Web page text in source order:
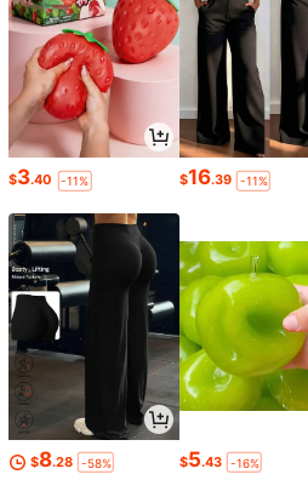
$3.40 -11% $16.39 -11%
$8.28 -58% $5.43 -16%